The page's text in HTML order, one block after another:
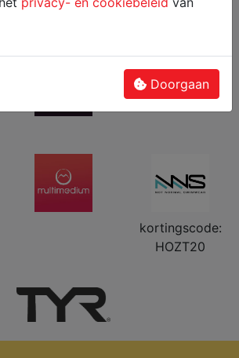
kortingscode:
HOZT20
Doorgaan